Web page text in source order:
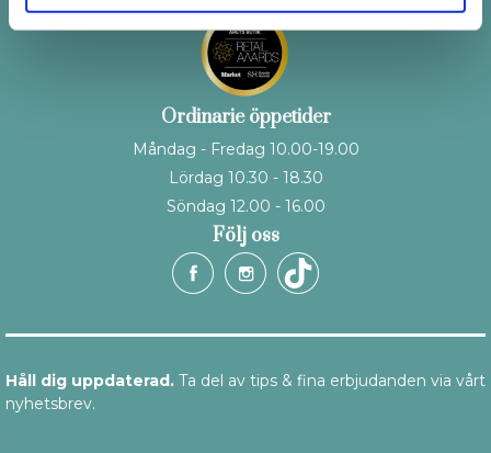
Ordinarie öppetider
Måndag - Fredag 10.00-19.00
Lördag 10.30 - 18.30
Söndag 12.00 - 16.00
Följ oss
Håll dig uppdaterad. Ta del av tips & fina erbjudanden via vårt
nyhetsbrev.